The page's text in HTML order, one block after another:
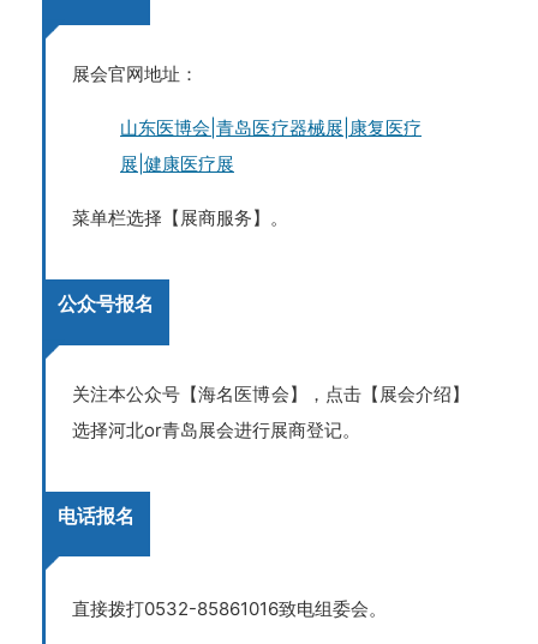
展会官网地址：
山东医博会|青岛医疗器械展|康复医疗
展|健康医疗展
菜单栏选择【展商服务】。
公众号报名
关注本公众号【海名医博会】，点击【展会介绍】
选择河北or青岛展会进行展商登记。
电话报名
直接拨打0532-85861016致电组委会。